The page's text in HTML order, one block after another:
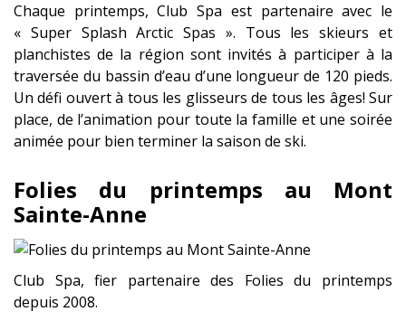
Chaque printemps, Club Spa est partenaire avec le
« Super Splash Arctic Spas ». Tous les skieurs et
planchistes de la région sont invités à participer à la
traversée du bassin d’eau d’une longueur de 120 pieds.
Un défi ouvert à tous les glisseurs de tous les âges! Sur
place, de l’animation pour toute la famille et une soirée
animée pour bien terminer la saison de ski.
Folies du printemps au Mont
Sainte-Anne
Club Spa, fier partenaire des Folies du printemps
depuis 2008.